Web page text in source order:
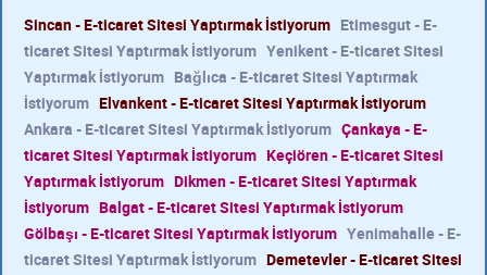
Sincan - E-ticaret Sitesi Yaptırmak İstiyorum Etimesgut - E-
ticaret Sitesi Yaptırmak İstiyorum Yenikent - E-ticaret Sitesi
Yaptırmak İstiyorum Bağlıca - E-ticaret Sitesi Yaptırmak
İstiyorum Elvankent - E-ticaret Sitesi Yaptırmak İstiyorum
Ankara - E-ticaret Sitesi Yaptırmak İstiyorum Çankaya - E-
ticaret Sitesi Yaptırmak İstiyorum Keçiören - E-ticaret Sitesi
Yaptırmak İstiyorum Dikmen - E-ticaret Sitesi Yaptırmak
İstiyorum Balgat - E-ticaret Sitesi Yaptırmak İstiyorum
Gölbaşı - E-ticaret Sitesi Yaptırmak İstiyorum Yenimahalle - E-
ticaret Sitesi Yaptırmak İstiyorum Demetevler - E-ticaret Sitesi